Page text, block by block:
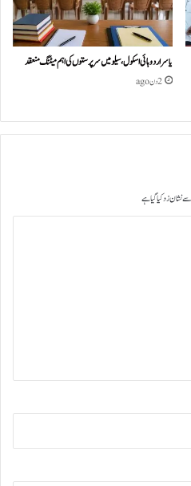
یاسر اردو ہائی اسکول، سیلو میں سرپرستوں کی اہم میٹنگ منعقد
2 دن ago
سے نشان زد کیا گیا ہے